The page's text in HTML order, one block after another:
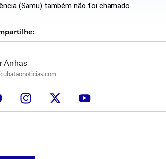
(Samu) também não foi chamado.
Anhas